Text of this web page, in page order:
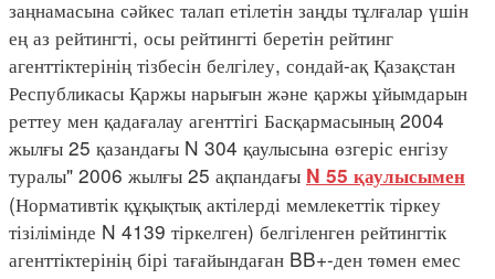
заңнамасына сәйкес талап етілетін заңды тұлғалар үшін
ең аз рейтингті, осы рейтингті беретін рейтинг
агенттіктерінің тізбесін белгілеу, сондай-ақ Қазақстан
Республикасы Қаржы нарығын және қаржы ұйымдарын
реттеу мен қадағалау агенттігі Басқармасының 2004
жылғы 25 қазандағы N 304 қаулысына өзгеріс енгізу
туралы" 2006 жылғы 25 ақпандағы N 55 қаулысымен
(Нормативтік құқықтық актілерді мемлекеттік тіркеу
тізілімінде N 4139 тіркелген) белгіленген рейтингтік
агенттіктерінің бірі тағайындаған BB+-ден төмен емес